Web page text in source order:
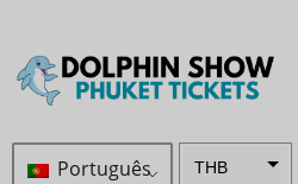
Português THB